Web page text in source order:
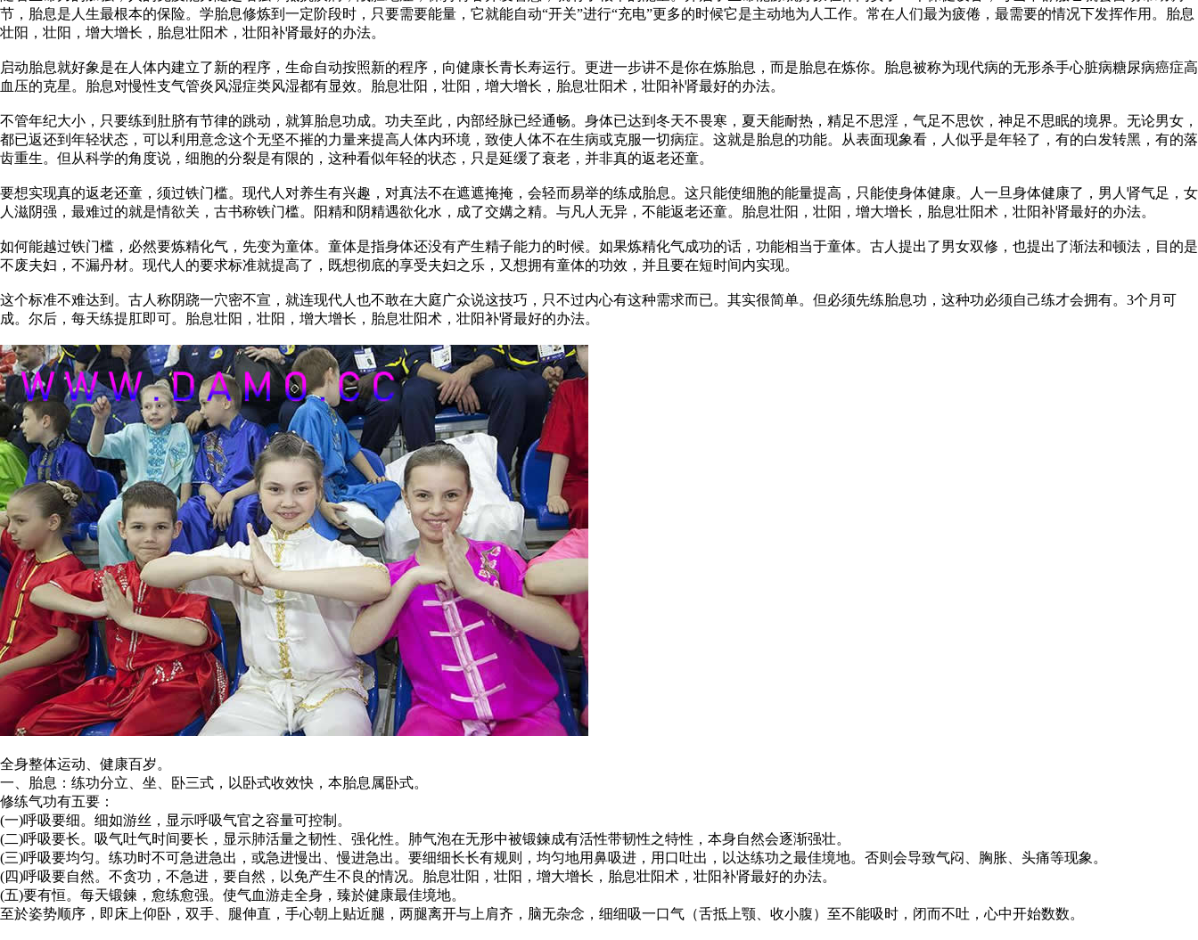
节，胎息是人生最根本的保险。学胎息修炼到一定阶段时，只要需要能量，它就能自动“开关”进行“充电”更多的时候它是主动地为人工作。常在人们最为疲倦，最需要的情况下发挥作用。胎息
壮阳，壮阳，增大增长，胎息壮阳术，壮阳补肾最好的办法。
启动胎息就好象是在人体内建立了新的程序，生命自动按照新的程序，向健康长青长寿运行。更进一步讲不是你在炼胎息，而是胎息在炼你。胎息被称为现代病的无形杀手心脏病糖尿病癌症高
血压的克星。胎息对慢性支气管炎风湿症类风湿都有显效。胎息壮阳，壮阳，增大增长，胎息壮阳术，壮阳补肾最好的办法。
不管年纪大小，只要练到肚脐有节律的跳动，就算胎息功成。功夫至此，内部经脉已经通畅。身体已达到冬天不畏寒，夏天能耐热，精足不思淫，气足不思饮，神足不思眠的境界。无论男女，
都已返还到年轻状态，可以利用意念这个无坚不摧的力量来提高人体内环境，致使人体不在生病或克服一切病症。这就是胎息的功能。从表面现象看，人似乎是年轻了，有的白发转黑，有的落
齿重生。但从科学的角度说，细胞的分裂是有限的，这种看似年轻的状态，只是延缓了衰老，并非真的返老还童。
要想实现真的返老还童，须过铁门槛。现代人对养生有兴趣，对真法不在遮遮掩掩，会轻而易举的练成胎息。这只能使细胞的能量提高，只能使身体健康。人一旦身体健康了，男人肾气足，女
人滋阴强，最难过的就是情欲关，古书称铁门槛。阳精和阴精遇欲化水，成了交媾之精。与凡人无异，不能返老还童。胎息壮阳，壮阳，增大增长，胎息壮阳术，壮阳补肾最好的办法。
如何能越过铁门槛，必然要炼精化气，先变为童体。童体是指身体还没有产生精子能力的时候。如果炼精化气成功的话，功能相当于童体。古人提出了男女双修，也提出了渐法和顿法，目的是
不废夫妇，不漏丹材。现代人的要求标准就提高了，既想彻底的享受夫妇之乐，又想拥有童体的功效，并且要在短时间内实现。
这个标准不难达到。古人称阴跷一穴密不宣，就连现代人也不敢在大庭广众说这技巧，只不过内心有这种需求而已。其实很简单。但必须先练胎息功，这种功必须自己练才会拥有。3个月可
成。尔后，每天练提肛即可。胎息壮阳，壮阳，增大增长，胎息壮阳术，壮阳补肾最好的办法。
全身整体运动、健康百岁。
一、胎息：练功分立、坐、卧三式，以卧式收效快，本胎息属卧式。
修练气功有五要：
(一)呼吸要细。细如游丝，显示呼吸气官之容量可控制。
(二)呼吸要长。吸气吐气时间要长，显示肺活量之韧性、强化性。肺气泡在无形中被锻鍊成有活性带韧性之特性，本身自然会逐渐强壮。
(三)呼吸要均匀。练功时不可急进急出，或急进慢出、慢进急出。要细细长长有规则，均匀地用鼻吸进，用口吐出，以达练功之最佳境地。否则会导致气闷、胸胀、头痛等现象。
(四)呼吸要自然。不贪功，不急进，要自然，以免产生不良的情况。胎息壮阳，壮阳，增大增长，胎息壮阳术，壮阳补肾最好的办法。
(五)要有恒。每天锻鍊，愈练愈强。使气血游走全身，臻於健康最佳境地。
至於姿势顺序，即床上仰卧，双手、腿伸直，手心朝上贴近腿，两腿离开与上肩齐，脑无杂念，细细吸一口气（舌抵上颚、收小腹）至不能吸时，闭而不吐，心中开始数数。